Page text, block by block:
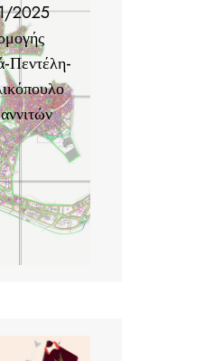
2025
Πεντέλη-